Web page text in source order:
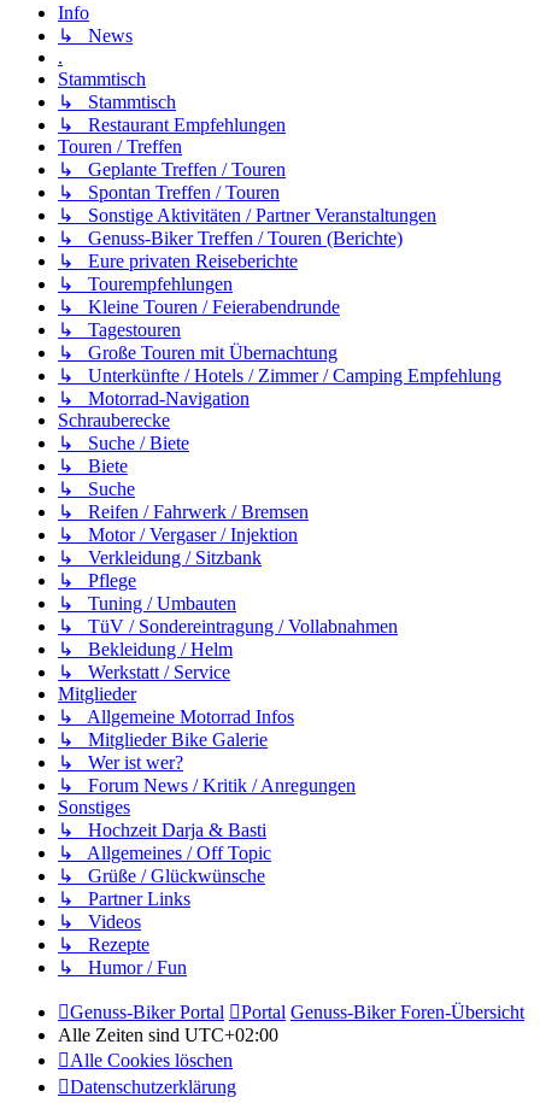
Info
↳ News
.
Stammtisch
↳ Stammtisch
↳ Restaurant Empfehlungen
Touren / Treffen
↳ Geplante Treffen / Touren
↳ Spontan Treffen / Touren
↳ Sonstige Aktivitäten / Partner Veranstaltungen
↳ Genuss-Biker Treffen / Touren (Berichte)
↳ Eure privaten Reiseberichte
↳ Tourempfehlungen
↳ Kleine Touren / Feierabendrunde
↳ Tagestouren
↳ Große Touren mit Übernachtung
↳ Unterkünfte / Hotels / Zimmer / Camping Empfehlung
↳ Motorrad-Navigation
Schrauberecke
↳ Suche / Biete
↳ Biete
↳ Suche
↳ Reifen / Fahrwerk / Bremsen
↳ Motor / Vergaser / Injektion
↳ Verkleidung / Sitzbank
↳ Pflege
↳ Tuning / Umbauten
↳ TüV / Sondereintragung / Vollabnahmen
↳ Bekleidung / Helm
↳ Werkstatt / Service
Mitglieder
↳ Allgemeine Motorrad Infos
↳ Mitglieder Bike Galerie
↳ Wer ist wer?
↳ Forum News / Kritik / Anregungen
Sonstiges
↳ Hochzeit Darja & Basti
↳ Allgemeines / Off Topic
↳ Grüße / Glückwünsche
↳ Partner Links
↳ Videos
↳ Rezepte
↳ Humor / Fun
Genuss-Biker Portal Portal Genuss-Biker Foren-Übersicht
Alle Zeiten sind UTC+02:00
Alle Cookies löschen
Datenschutzerklärung